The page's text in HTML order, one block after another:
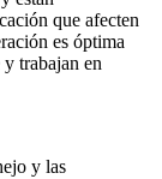
que afecten
es óptima
trabajan en
y las